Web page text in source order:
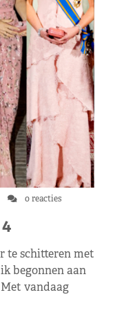
0 reacties
te schitteren met
begonnen aan
vandaag